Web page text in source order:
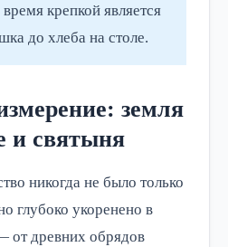
крепкой является
до хлеба на столе.
земля
и святыня
никогда не было только
глубоко укоренено в
от древних обрядов